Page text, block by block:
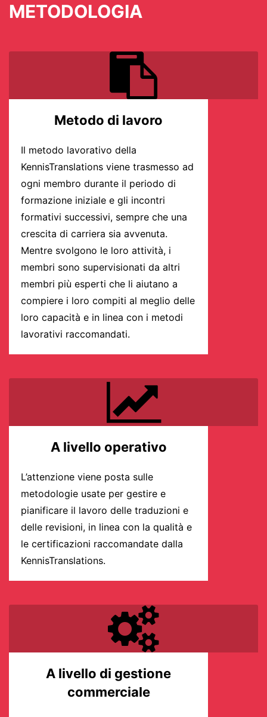
METODOLOGIA
Metodo di lavoro
Il metodo lavorativo della
KennisTranslations viene trasmesso ad
ogni membro durante il periodo di
formazione iniziale e gli incontri
formativi successivi, sempre che una
crescita di carriera sia avvenuta.
Mentre svolgono le loro attività, i
membri sono supervisionati da altri
membri più esperti che li aiutano a
compiere i loro compiti al meglio delle
loro capacità e in linea con i metodi
lavorativi raccomandati.
A livello operativo
L’attenzione viene posta sulle
metodologie usate per gestire e
pianificare il lavoro delle traduzioni e
delle revisioni, in linea con la qualità e
le certificazioni raccomandate dalla
KennisTranslations.
A livello di gestione
commerciale